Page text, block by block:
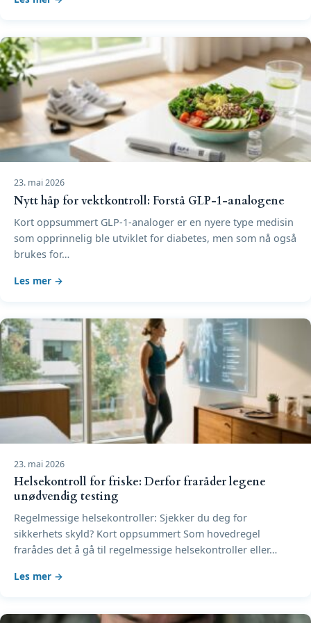
23. mai 2026
Nytt håp for vektkontroll: Forstå GLP-1-analogene
Kort oppsummert GLP-1-analoger er en nyere type medisin
som opprinnelig ble utviklet for diabetes, men som nå også
brukes for…
Les mer →
23. mai 2026
Helsekontroll for friske: Derfor fraråder legene
unødvendig testing
Regelmessige helsekontroller: Sjekker du deg for
sikkerhets skyld? Kort oppsummert Som hovedregel
frarådes det å gå til regelmessige helsekontroller eller…
Les mer →